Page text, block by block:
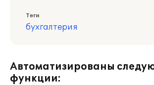
Теги
бухгалтерия
Автоматизированы
функции: